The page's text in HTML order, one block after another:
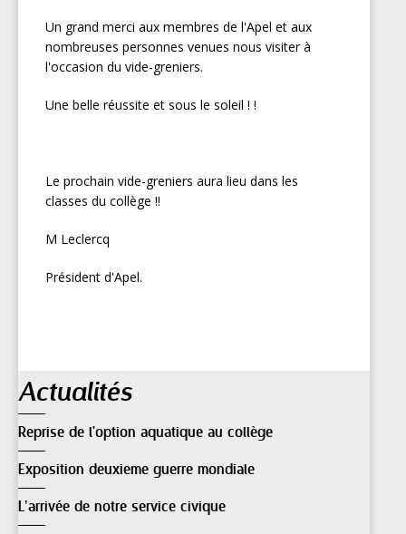
Un grand merci aux membres de l'Apel et aux
nombreuses personnes venues nous visiter à
l'occasion du vide-greniers.
Une belle réussite et sous le soleil ! !
Le prochain vide-greniers aura lieu dans les
classes du collège !!
M Leclercq
Président d'Apel.
Actualités
Reprise de l'option aquatique au collège
Exposition deuxieme guerre mondiale
L’arrivée de notre service civique